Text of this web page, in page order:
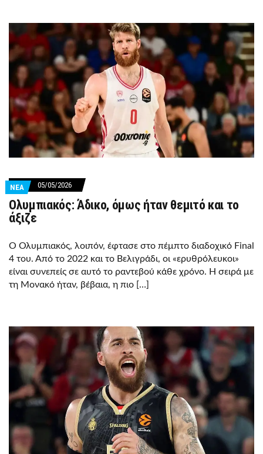
ΝΕΑ 05/05/2026
Ολυμπιακός: Άδικο, όμως ήταν θεμιτό και το
άξιζε
Ο Ολυμπιακός, λοιπόν, έφτασε στο πέμπτο διαδοχικό Final
4 του. Από το 2022 και το Βελιγράδι, οι «ερυθρόλευκοι»
είναι συνεπείς σε αυτό το ραντεβού κάθε χρόνο. Η σειρά με
τη Μονακό ήταν, βέβαια, η πιο […]